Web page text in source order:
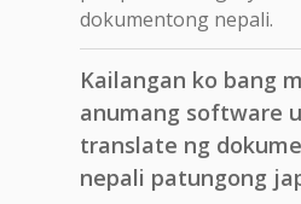
dokumentong nepali.
Kailangan ko bang
anumang software
translate ng
nepali patungong